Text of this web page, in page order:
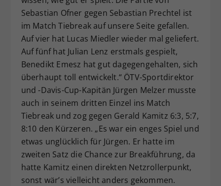
Sebastian Ofner gegen Sebastian Prechtel ist
im Match Tiebreak auf unsere Seite gefallen.
Auf vier hat Lucas Miedler wieder mal geliefert.
Auf fünf hat Julian Lenz erstmals gespielt,
Benedikt Emesz hat gut dagegengehalten, sich
überhaupt toll entwickelt.“ ÖTV-Sportdirektor
und -Davis-Cup-Kapitän Jürgen Melzer musste
auch in seinem dritten Einzel ins Match
Tiebreak und zog gegen Gerald Kamitz 6:3, 5:7,
8:10 den Kürzeren. „Es war ein enges Spiel und
etwas unglücklich für Jürgen. Er hatte im
zweiten Satz die Chance zur Breakführung, da
hatte Kamitz einen direkten Netzrollerpunkt,
sonst wär’s vielleicht anders gekommen.